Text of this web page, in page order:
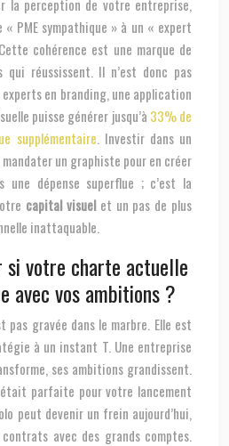
la perception de votre entreprise,
« PME sympathique » à un « expert
cohérence est une marque de
qui réussissent. Il n’est donc pas
en branding, une application
puisse générer jusqu’à 33% de
supplémentaire . Investir dans un
un graphiste pour en créer
une dépense superflue ; c’est la
capital visuelet un pas de plus
inattaquable.
si votre charte actuelle
avec vos ambitions ?
pas gravée dans le marbre. Elle est
à un instant T. Une entreprise
ses ambitions grandissent.
parfaite pour votre lancement
peut devenir un frein aujourd’hui,
avec des grands comptes.